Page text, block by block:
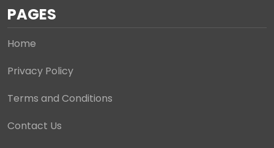
PAGES
Home
Privacy Policy
Terms and Conditions
Contact Us